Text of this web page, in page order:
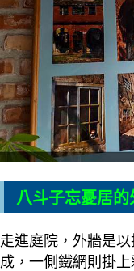
八斗子忘憂居的
走進庭院，外牆是
成，一側鐵網則掛